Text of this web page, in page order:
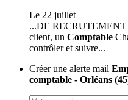
Le 22 juillet
...DE RECRUTEMENT
client, un Comptable
contrôler et suivre...
Créer une alerte mail
comptable - Orléans